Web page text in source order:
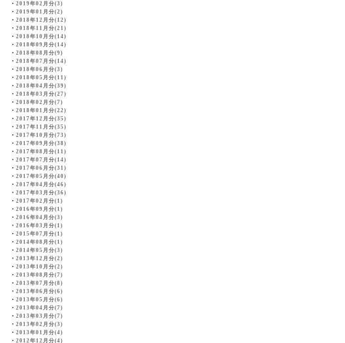
・ 2019年02月分(3)
・ 2019年01月分(2)
・ 2018年12月分(12)
・ 2018年11月分(21)
・ 2018年10月分(14)
・ 2018年09月分(14)
・ 2018年08月分(9)
・ 2018年07月分(14)
・ 2018年06月分(3)
・ 2018年05月分(11)
・ 2018年04月分(39)
・ 2018年03月分(27)
・ 2018年02月分(7)
・ 2018年01月分(22)
・ 2017年12月分(35)
・ 2017年11月分(35)
・ 2017年10月分(73)
・ 2017年09月分(38)
・ 2017年08月分(11)
・ 2017年07月分(14)
・ 2017年06月分(31)
・ 2017年05月分(40)
・ 2017年04月分(46)
・ 2017年03月分(36)
・ 2017年02月分(1)
・ 2016年09月分(1)
・ 2016年04月分(3)
・ 2016年03月分(1)
・ 2015年07月分(1)
・ 2014年08月分(1)
・ 2014年05月分(3)
・ 2013年12月分(2)
・ 2013年10月分(2)
・ 2013年08月分(7)
・ 2013年07月分(8)
・ 2013年06月分(6)
・ 2013年05月分(6)
・ 2013年04月分(7)
・ 2013年03月分(7)
・ 2013年02月分(3)
・ 2013年01月分(4)
・ 2012年12月分(4)